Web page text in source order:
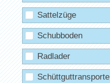
Sattelzüge
Schubboden
Radlader
Schüttguttransporte